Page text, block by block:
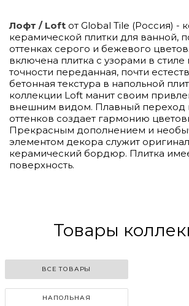
Лофт / Loft от Global Tile (Россия) -
керамической плитки для ванной,
оттенках серого и бежевого
включена плитка с узорами в стиле
точности переданная, почти
бетонная текстура в напольной
коллекции Loft манит своим
внешним видом. Плавный переход
оттенков создает гармонию
Прекрасным дополнением и
элементом декора служит
керамический бордюр. Плитка
поверхность.
Товары
ВСЕ ТОВАРЫ
НАПОЛЬНАЯ